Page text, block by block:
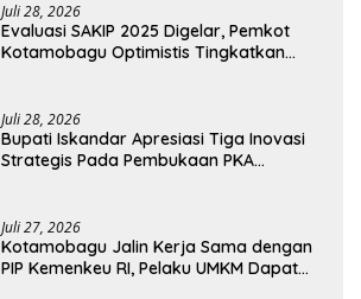
Juli 28, 2026
Evaluasi SAKIP 2025 Digelar, Pemkot
Kotamobagu Optimistis Tingkatkan
Juli 28, 2026
Bupati Iskandar Apresiasi Tiga Inovasi
Strategis Pada Pembukaan PKA
Juli 27, 2026
Kotamobagu Jalin Kerja Sama dengan
PIP Kemenkeu RI, Pelaku UMKM Dapat